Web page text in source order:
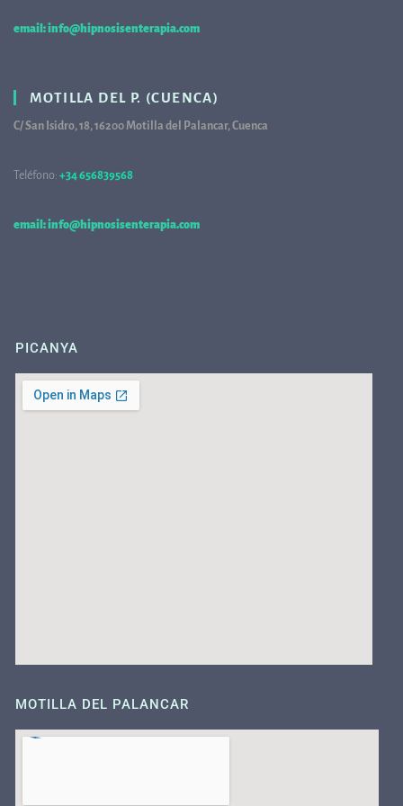
email: info@hipnosisenterapia.com
MOTILLA DEL P. (CUENCA)
C/ San Isidro, 18, 16200 Motilla del Palancar, Cuenca
Teléfono: +34 656839568
email: info@hipnosisenterapia.com
PICANYA
MOTILLA DEL PALANCAR